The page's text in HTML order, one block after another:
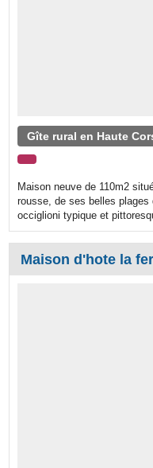
Gîte rural en Haute
Maison neuve de 110m2
rousse, de ses belles
occiglioni typique et
Maison d'hote la